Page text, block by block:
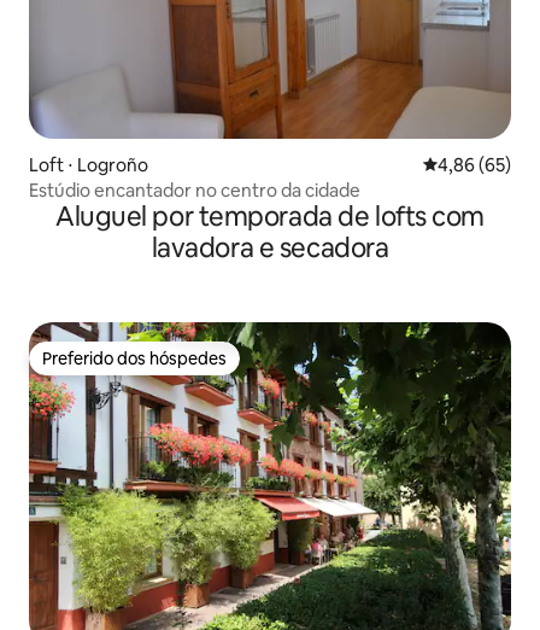
Loft ⋅ Logroño 4,86 de uma
4,86 (65)
Estúdio encantador no centro da cidade
Aluguel por temporada de lofts com
lavadora e secadora
Preferido dos hóspedes
Preferido dos hóspedes